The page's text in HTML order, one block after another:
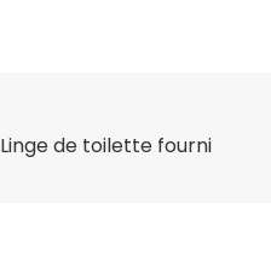
Linge de toilette fourni